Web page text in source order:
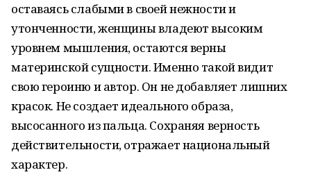
оставаясь слабыми в своей нежности и
утонченности, женщины владеют высоким
уровнем мышления, остаются верны
материнской сущности. Именно такой видит
свою героиню и автор. Он не добавляет лишних
красок. Не создает идеального образа,
высосанного из пальца. Сохраняя верность
действительности, отражает национальный
характер.